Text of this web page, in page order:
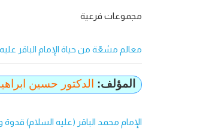
مجموعات فرعية
معالم مشعّة من حياة الإمام الباقر
المؤلف: الدكتور حسين
الإمام محمد الباقر (عليه السلام)